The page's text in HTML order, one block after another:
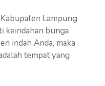
Lampung
keindahan bunga
indah Anda, maka
tempat yang